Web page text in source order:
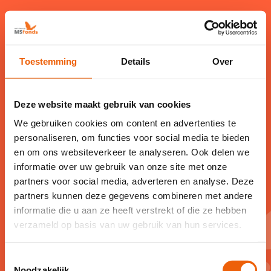
Toestemming Details Over
Deze website maakt gebruik van cookies
We gebruiken cookies om content en advertenties te
personaliseren, om functies voor social media te bieden
en om ons websiteverkeer te analyseren. Ook delen we
informatie over uw gebruik van onze site met onze
partners voor social media, adverteren en analyse. Deze
partners kunnen deze gegevens combineren met andere
informatie die u aan ze heeft verstrekt of die ze hebben
verzameld op basis van uw gebruik van hun services.
Gelukt!
Bedankt voor jouw interesse in het Can
Do More programma. We plaatsen je op
de wachtlijst. Je ontvangt van ons bericht
als er een nieuwe groep opstart.